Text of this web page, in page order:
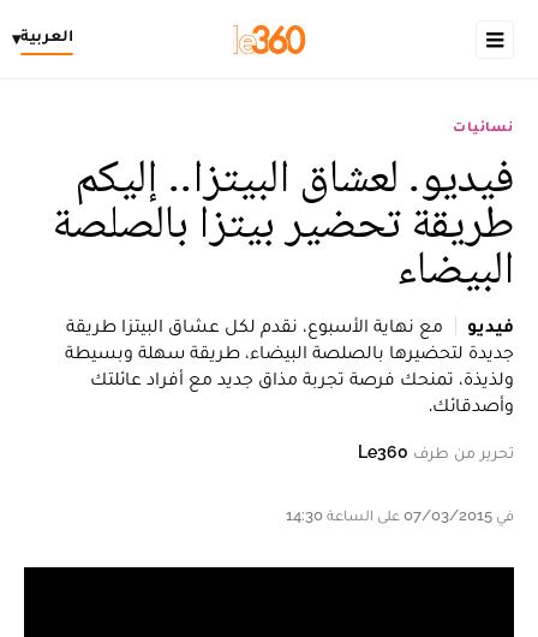
العربية▾
نسائيات
فيديو. لعشاق البيتزا.. إليكم
طريقة تحضير بيتزا بالصلصة
البيضاء
فيديو
مع نهاية الأسبوع، نقدم لكل عشاق البيتزا طريقة
جديدة لتحضيرها بالصلصة البيضاء، طريقة سهلة وبسيطة
ولذيذة، تمنحك فرصة تجربة مذاق جديد مع أفراد عائلتك
وأصدقائك.
تحرير من طرف Le360
في 07/03/2015 على الساعة 14:30